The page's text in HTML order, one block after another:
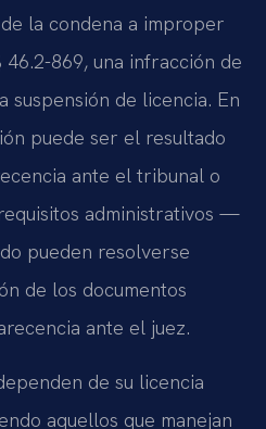
la condena a improper
869, una infracción de
suspensión de licencia. En
puede ser el resultado
ante el tribunal o
administrativos —
pueden resolverse
de los documentos
ante el juez.
de su licencia
aquellos que manejan